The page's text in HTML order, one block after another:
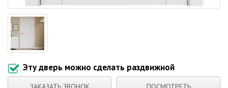
Эту дверь можно сделать раздвижной